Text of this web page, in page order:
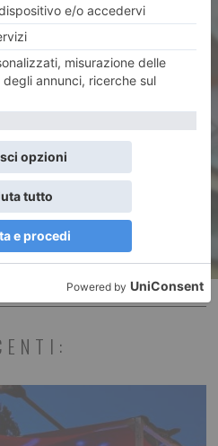
SUCCESSIVO
“Vishing,
truffa del finto
bancario”